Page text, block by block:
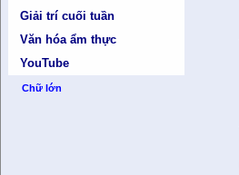
Giải trí cuối tuần
Văn hóa ẩm thực
YouTube
Chữ lớn